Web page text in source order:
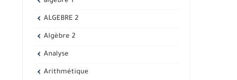
ALGEBRE 2
Algèbre 2
Analyse
Arithmétique